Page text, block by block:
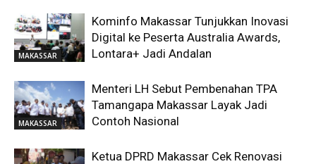
MAKASSAR
Kominfo Makassar Tunjukkan Inovasi
Digital ke Peserta Australia Awards,
Lontara+ Jadi Andalan
MAKASSAR
Menteri LH Sebut Pembenahan TPA
Tamangapa Makassar Layak Jadi
Contoh Nasional
Ketua DPRD Makassar Cek Renovasi